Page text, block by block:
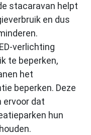
stacaravan helpt
en dus
verlichting
te beperken,
het
beperken. Deze
ervoor dat
hun